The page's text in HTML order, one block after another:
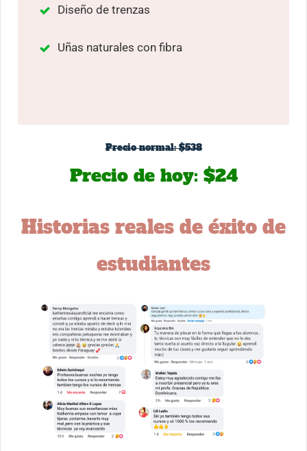
Diseño de trenzas
Uñas naturales con fibra
Precio normal: $538
Precio de hoy: $24
Historias reales de éxito de
estudiantes